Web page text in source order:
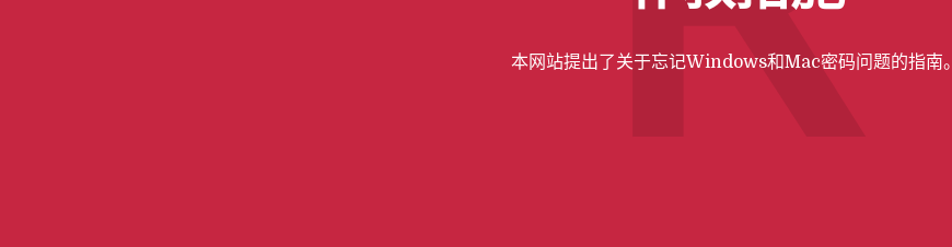
本网站提出了关于忘记Windows和Mac密码问题的指南。